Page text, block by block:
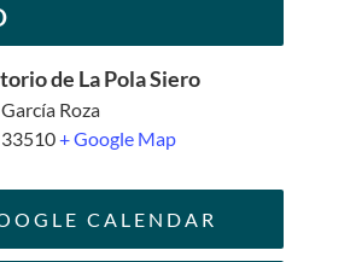
de La Pola Siero
Roza
33510+ Google Map
CALENDAR